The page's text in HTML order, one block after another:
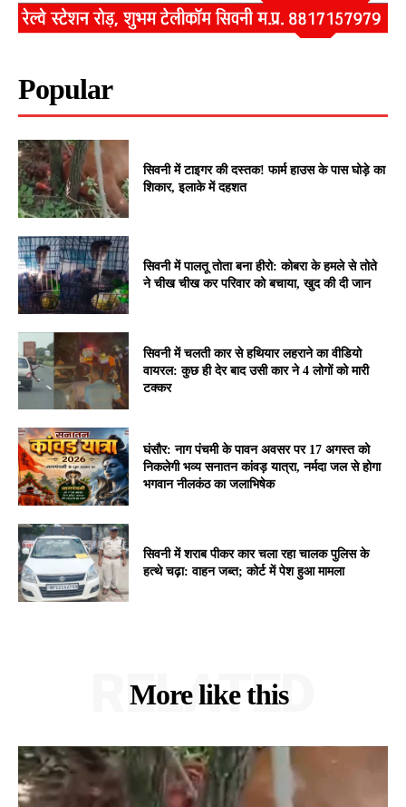
Popular
सिवनी में टाइगर की दस्तक! फार्म हाउस के पास घोड़े का
शिकार, इलाके में दहशत
सिवनी में पालतू तोता बना हीरो: कोबरा के हमले से तोते
ने चीख चीख कर परिवार को बचाया, खुद की दी जान
सिवनी में चलती कार से हथियार लहराने का वीडियो
वायरल: कुछ ही देर बाद उसी कार ने 4 लोगों को मारी
टक्कर
घंसौर: नाग पंचमी के पावन अवसर पर 17 अगस्त को
निकलेगी भव्य सनातन कांवड़ यात्रा, नर्मदा जल से होगा
भगवान नीलकंठ का जलाभिषेक
सिवनी में शराब पीकर कार चला रहा चालक पुलिस के
हत्थे चढ़ा: वाहन जब्त; कोर्ट में पेश हुआ मामला
More like this
RELATED